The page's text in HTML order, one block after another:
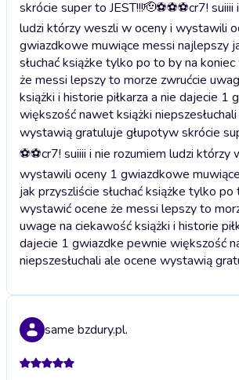
skrócie super to JEST!!!🫡⚽️⚽️⚽️cr7! suiiii
ludzi którzy weszli w oceny i wystawili
gwiazdkowe muwiące messi najlepszy
słuchać książke tylko po to by na
że messi lepszy to morze zwrućcie
książki i historie piłkarza a nie dajecie 1
większość nawet książki
wystawią gratuluje głupotyw skrócie
⚽️⚽️cr7! suiiii i nie rozumiem ludzi którzy
wystawili oceny 1 gwiazdkowe
jak przyszliście słuchać książke tylko
wystawić ocene że messi lepszy to
uwage na ciekawość książki i historie
dajecie 1 gwiazdke pewnie większość
niepszesłuchali ale ocene wystawią
same bzdury.pl.